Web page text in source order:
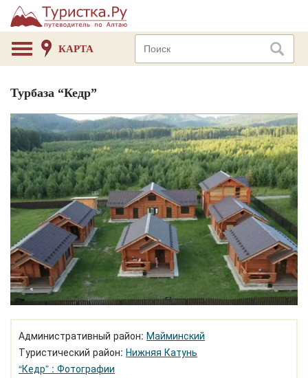
КАРТА
Турбаза “Кедр”
Административный район: Майминский
Туристический район: Нижняя Катунь
“Кедр” : Фотографии